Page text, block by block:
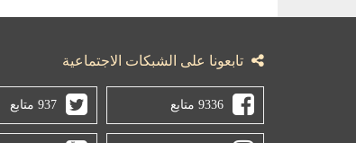
تابعونا على الشبكات الاجتماعية
9336 متابع 937 متابع